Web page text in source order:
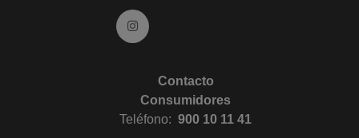
Ir a Instagram (abre en ventana nueva)
Contacto
Consumidores
Teléfono: 900 10 11 41